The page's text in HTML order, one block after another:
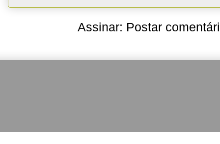
Assinar: Postar